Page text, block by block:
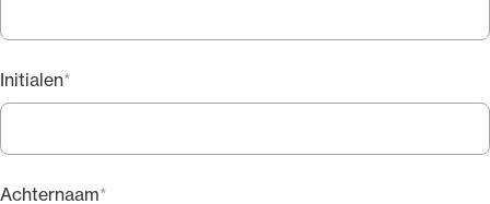
Economische Ruimte of in Zwitserland hierna te
noemen staat van herkomst, gerechtigd is zijn
benaming in de taal of in de talen van de staat van
Initialen
Achternaam